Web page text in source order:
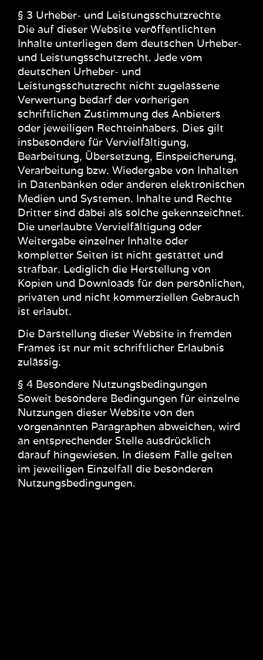
§ 3 Urheber- und Leistungsschutzrechte
Die auf dieser Website veröffentlichten
Inhalte unterliegen dem deutschen Urheber-
und Leistungsschutzrecht. Jede vom
deutschen Urheber- und
Leistungsschutzrecht nicht zugelassene
Verwertung bedarf der vorherigen
schriftlichen Zustimmung des Anbieters
oder jeweiligen Rechteinhabers. Dies gilt
insbesondere für Vervielfältigung,
Bearbeitung, Übersetzung, Einspeicherung,
Verarbeitung bzw. Wiedergabe von Inhalten
in Datenbanken oder anderen elektronischen
Medien und Systemen. Inhalte und Rechte
Dritter sind dabei als solche gekennzeichnet.
Die unerlaubte Vervielfältigung oder
Weitergabe einzelner Inhalte oder
kompletter Seiten ist nicht gestattet und
strafbar. Lediglich die Herstellung von
Kopien und Downloads für den persönlichen,
privaten und nicht kommerziellen Gebrauch
ist erlaubt.
Die Darstellung dieser Website in fremden
Frames ist nur mit schriftlicher Erlaubnis
zulässig.
§ 4 Besondere Nutzungsbedingungen
Soweit besondere Bedingungen für einzelne
Nutzungen dieser Website von den
vorgenannten Paragraphen abweichen, wird
an entsprechender Stelle ausdrücklich
darauf hingewiesen. In diesem Falle gelten
im jeweiligen Einzelfall die besonderen
Nutzungsbedingungen.